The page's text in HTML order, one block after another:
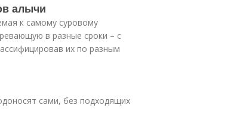
алычи
к самому суровому
в разные сроки – с
их по разным
сами, без подходящих